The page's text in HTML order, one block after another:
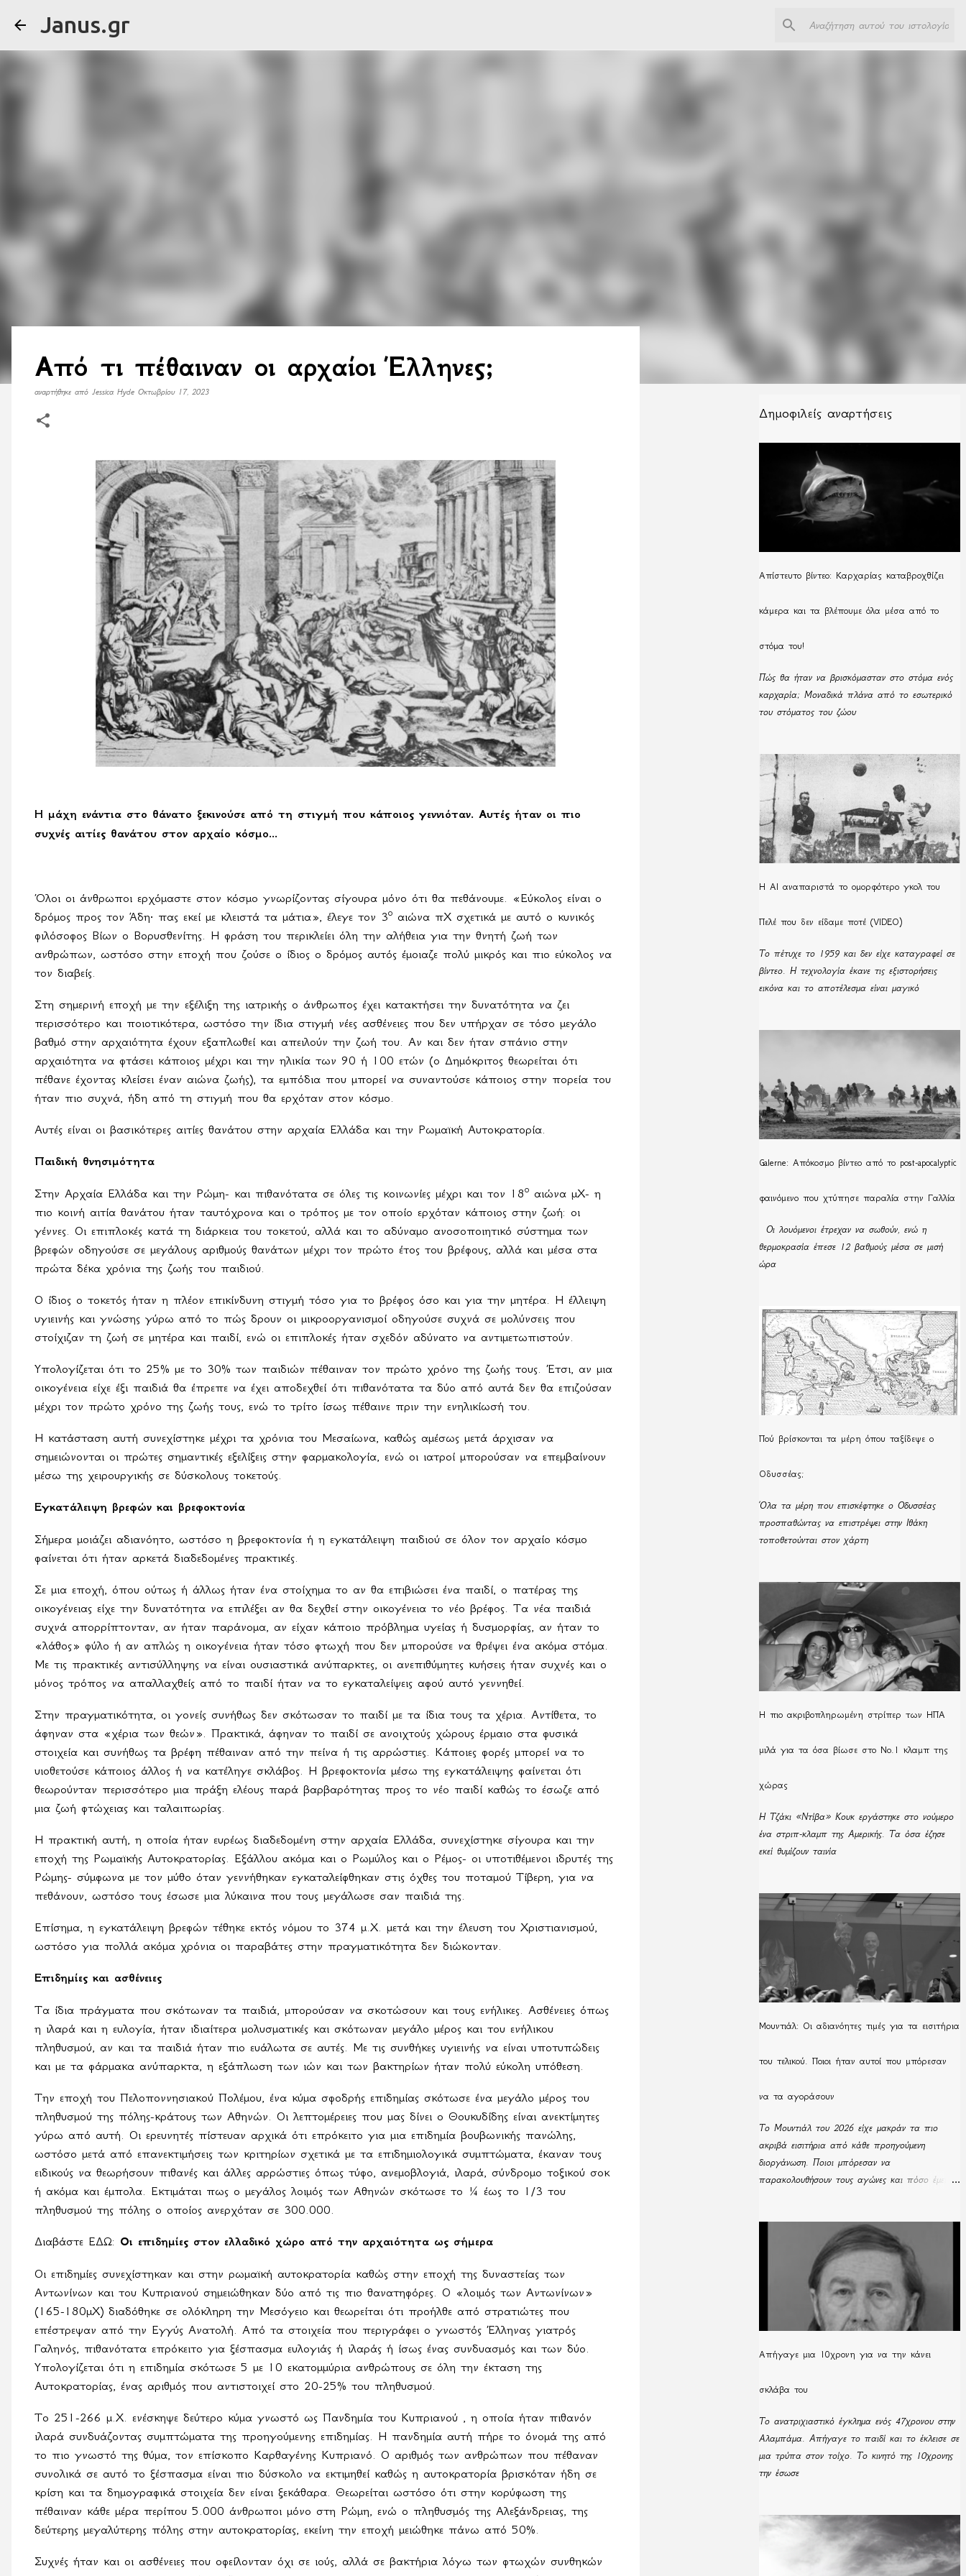
Janus.gr
Από τι πέθαιναν οι αρχαίοι Έλληνες;
αναρτήθηκε από Jessica Hyde Οκτωβρίου 17, 2023
Η μάχη ενάντια στο θάνατο ξεκινούσε από τη στιγμή που κάποιος γεννιόταν. Αυτές ήταν οι πιο
συχνές αιτίες θανάτου στον αρχαίο κόσμο...
Όλοι οι άνθρωποι ερχόμαστε στον κόσμο γνωρίζοντας σίγουρα μόνο ότι θα πεθάνουμε. «Εύκολος είναι ο
δρόμος προς τον Άδη· πας εκεί με κλειστά τα μάτια», έλεγε τον 3ο αιώνα πΧ σχετικά με αυτό ο κυνικός
φιλόσοφος Βίων ο Βορυσθενίτης. Η φράση του περικλείει όλη την αλήθεια για την θνητή ζωή των
ανθρώπων, ωστόσο στην εποχή που ζούσε ο ίδιος ο δρόμος αυτός έμοιαζε πολύ μικρός και πιο εύκολος να
τον διαβείς.
Στη σημερινή εποχή με την εξέλιξη της ιατρικής ο άνθρωπος έχει κατακτήσει την δυνατότητα να ζει
περισσότερο και ποιοτικότερα, ωστόσο την ίδια στιγμή νέες ασθένειες που δεν υπήρχαν σε τόσο μεγάλο
βαθμό στην αρχαιότητα έχουν εξαπλωθεί και απειλούν την ζωή του. Αν και δεν ήταν σπάνιο στην
αρχαιότητα να φτάσει κάποιος μέχρι και την ηλικία των 90 ή 100 ετών (ο Δημόκριτος θεωρείται ότι
πέθανε έχοντας κλείσει έναν αιώνα ζωής), τα εμπόδια που μπορεί να συναντούσε κάποιος στην πορεία του
ήταν πιο συχνά, ήδη από τη στιγμή που θα ερχόταν στον κόσμο.
Αυτές είναι οι βασικότερες αιτίες θανάτου στην αρχαία Ελλάδα και την Ρωμαϊκή Αυτοκρατορία.
Παιδική θνησιμότητα
Στην Αρχαία Ελλάδα και την Ρώμη- και πιθανότατα σε όλες τις κοινωνίες μέχρι και τον 18ο αιώνα μΧ- η
πιο κοινή αιτία θανάτου ήταν ταυτόχρονα και ο τρόπος με τον οποίο ερχόταν κάποιος στην ζωή: οι
γέννες. Οι επιπλοκές κατά τη διάρκεια του τοκετού, αλλά και το αδύναμο ανοσοποιητικό σύστημα των
βρεφών οδηγούσε σε μεγάλους αριθμούς θανάτων μέχρι τον πρώτο έτος του βρέφους, αλλά και μέσα στα
πρώτα δέκα χρόνια της ζωής του παιδιού.
Ο ίδιος ο τοκετός ήταν η πλέον επικίνδυνη στιγμή τόσο για το βρέφος όσο και για την μητέρα. Η έλλειψη
υγιεινής και γνώσης γύρω από το πώς δρουν οι μικροοργανισμοί οδηγούσε συχνά σε μολύνσεις που
στοίχιζαν τη ζωή σε μητέρα και παιδί, ενώ οι επιπλοκές ήταν σχεδόν αδύνατο να αντιμετωπιστούν.
Υπολογίζεται ότι το 25% με το 30% των παιδιών πέθαιναν τον πρώτο χρόνο της ζωής τους. Έτσι, αν μια
οικογένεια είχε έξι παιδιά θα έπρεπε να έχει αποδεχθεί ότι πιθανότατα τα δύο από αυτά δεν θα επιζούσαν
μέχρι τον πρώτο χρόνο της ζωής τους, ενώ το τρίτο ίσως πέθαινε πριν την ενηλικίωσή του.
Η κατάσταση αυτή συνεχίστηκε μέχρι τα χρόνια του Μεσαίωνα, καθώς αμέσως μετά άρχισαν να
σημειώνονται οι πρώτες σημαντικές εξελίξεις στην φαρμακολογία, ενώ οι ιατροί μπορούσαν να επεμβαίνουν
μέσω της χειρουργικής σε δύσκολους τοκετούς.
Εγκατάλειψη βρεφών και βρεφοκτονία
Σήμερα μοιάζει αδιανόητο, ωστόσο η βρεφοκτονία ή η εγκατάλειψη παιδιού σε όλον τον αρχαίο κόσμο
φαίνεται ότι ήταν αρκετά διαδεδομένες πρακτικές.
Σε μια εποχή, όπου ούτως ή άλλως ήταν ένα στοίχημα το αν θα επιβιώσει ένα παιδί, ο πατέρας της
οικογένειας είχε την δυνατότητα να επιλέξει αν θα δεχθεί στην οικογένεια το νέο βρέφος. Τα νέα παιδιά
συχνά απορρίπτονταν, αν ήταν παράνομα, αν είχαν κάποιο πρόβλημα υγείας ή δυσμορφίας, αν ήταν το
«λάθος» φύλο ή αν απλώς η οικογένεια ήταν τόσο φτωχή που δεν μπορούσε να θρέψει ένα ακόμα στόμα.
Με τις πρακτικές αντισύλληψης να είναι ουσιαστικά ανύπαρκτες, οι ανεπιθύμητες κυήσεις ήταν συχνές και ο
μόνος τρόπος να απαλλαχθείς από το παιδί ήταν να το εγκαταλείψεις αφού αυτό γεννηθεί.
Στην πραγματικότητα, οι γονείς συνήθως δεν σκότωσαν το παιδί με τα ίδια τους τα χέρια. Αντίθετα, το
άφηναν στα «χέρια των θεών». Πρακτικά, άφηναν το παιδί σε ανοιχτούς χώρους έρμαιο στα φυσικά
στοιχεία και συνήθως τα βρέφη πέθαιναν από την πείνα ή τις αρρώστιες. Κάποιες φορές μπορεί να το
υιοθετούσε κάποιος άλλος ή να κατέληγε σκλάβος. Η βρεφοκτονία μέσω της εγκατάλειψης φαίνεται ότι
θεωρούνταν περισσότερο μια πράξη ελέους παρά βαρβαρότητας προς το νέο παιδί καθώς το έσωζε από
μια ζωή φτώχειας και ταλαιπωρίας.
Η πρακτική αυτή, η οποία ήταν ευρέως διαδεδομένη στην αρχαία Ελλάδα, συνεχίστηκε σίγουρα και την
εποχή της Ρωμαϊκής Αυτοκρατορίας. Εξάλλου ακόμα και ο Ρωμύλος και ο Ρέμος- οι υποτιθέμενοι ιδρυτές της
Ρώμης- σύμφωνα με τον μύθο όταν γεννήθηκαν εγκαταλείφθηκαν στις όχθες του ποταμού Τίβερη, για να
πεθάνουν, ωστόσο τους έσωσε μια λύκαινα που τους μεγάλωσε σαν παιδιά της.
Επίσημα, η εγκατάλειψη βρεφών τέθηκε εκτός νόμου το 374 μ.Χ. μετά και την έλευση του Χριστιανισμού,
ωστόσο για πολλά ακόμα χρόνια οι παραβάτες στην πραγματικότητα δεν διώκονταν.
Επιδημίες και ασθένειες
Τα ίδια πράγματα που σκότωναν τα παιδιά, μπορούσαν να σκοτώσουν και τους ενήλικες. Ασθένειες όπως
η ιλαρά και η ευλογία, ήταν ιδιαίτερα μολυσματικές και σκότωναν μεγάλο μέρος και του ενήλικου
πληθυσμού, αν και τα παιδιά ήταν πιο ευάλωτα σε αυτές. Με τις συνθήκες υγιεινής να είναι υποτυπώδεις
και με τα φάρμακα ανύπαρκτα, η εξάπλωση των ιών και των βακτηρίων ήταν πολύ εύκολη υπόθεση.
Την εποχή του Πελοποννησιακού Πολέμου, ένα κύμα σφοδρής επιδημίας σκότωσε ένα μεγάλο μέρος του
πληθυσμού της πόλης-κράτους των Αθηνών. Οι λεπτομέρειες που μας δίνει ο Θουκυδίδης είναι ανεκτίμητες
γύρω από αυτή. Οι ερευνητές πίστευαν αρχικά ότι επρόκειτο για μια επιδημία βουβωνικής πανώλης,
ωστόσο μετά από επανεκτιμήσεις των κριτηρίων σχετικά με τα επιδημιολογικά συμπτώματα, έκαναν τους
ειδικούς να θεωρήσουν πιθανές και άλλες αρρώστιες όπως τύφο, ανεμοβλογιά, ιλαρά, σύνδρομο τοξικού σοκ
ή ακόμα και έμπολα. Εκτιμάται πως ο μεγάλος λοιμός των Αθηνών σκότωσε το ¼ έως τo 1/3 του
πληθυσμού της πόλης ο οποίος ανερχόταν σε 300.000.
Διαβάστε ΕΔΩ: Οι επιδημίες στον ελλαδικό χώρο από την αρχαιότητα ως σήμερα
Οι επιδημίες συνεχίστηκαν και στην ρωμαϊκή αυτοκρατορία καθώς στην εποχή της δυναστείας των
Αντωνίνων και του Κυπριανού σημειώθηκαν δύο από τις πιο θανατηφόρες. Ο «λοιμός των Αντωνίνων»
(165-180μΧ) διαδόθηκε σε ολόκληρη την Μεσόγειο και θεωρείται ότι προήλθε από στρατιώτες που
επέστρεψαν από την Εγγύς Ανατολή. Από τα στοιχεία που περιγράφει ο γνωστός Έλληνας γιατρός
Γαληνός, πιθανότατα επρόκειτο για ξέσπασμα ευλογιάς ή ιλαράς ή ίσως ένας συνδυασμός και των δύο.
Υπολογίζεται ότι η επιδημία σκότωσε 5 με 10 εκατομμύρια ανθρώπους σε όλη την έκταση της
Αυτοκρατορίας, ένας αριθμός που αντιστοιχεί στο 20-25% του πληθυσμού.
Το 251-266 μ.Χ. ενέσκηψε δεύτερο κύμα γνωστό ως Πανδημία του Κυπριανού , η οποία ήταν πιθανόν
ιλαρά συνδυάζοντας συμπτώματα της προηγούμενης επιδημίας. Η πανδημία αυτή πήρε το όνομά της από
το πιο γνωστό της θύμα, τον επίσκοπο Καρθαγένης Κυπριανό. Ο αριθμός των ανθρώπων που πέθαναν
συνολικά σε αυτό το ξέσπασμα είναι πιο δύσκολο να εκτιμηθεί καθώς η αυτοκρατορία βρισκόταν ήδη σε
κρίση και τα δημογραφικά στοιχεία δεν είναι ξεκάθαρα. Θεωρείται ωστόσο ότι στην κορύφωση της
πέθαιναν κάθε μέρα περίπου 5.000 άνθρωποι μόνο στη Ρώμη, ενώ ο πληθυσμός της Αλεξάνδρειας, της
δεύτερης μεγαλύτερης πόλης στην αυτοκρατορίας, εκείνη την εποχή μειώθηκε πάνω από 50%.
Συχνές ήταν και οι ασθένειες που οφείλονταν όχι σε ιούς, αλλά σε βακτήρια λόγω των φτωχών συνθηκών
Δημοφιλείς αναρτήσεις
Απίστευτο βίντεο: Καρχαρίας καταβροχθίζει
κάμερα και τα βλέπουμε όλα μέσα από το
στόμα του!
Πώς θα ήταν να βρισκόμασταν στο στόμα ενός
καρχαρία; Μοναδικά πλάνα από το εσωτερικό
του στόματος του ζώου
Η ΑΙ αναπαριστά το ομορφότερο γκολ του
Πελέ που δεν είδαμε ποτέ (VIDEO)
Το πέτυχε το 1959 και δεν είχε καταγραφεί σε
βίντεο. Η τεχνολογία έκανε τις εξιστορήσεις
εικόνα και το αποτέλεσμα είναι μαγικό
Galerne: Απόκοσμο βίντεο από το post-apocalyptic
φαινόμενο που χτύπησε παραλία στην Γαλλία
Οι λουόμενοι έτρεχαν να σωθούν, ενώ η
θερμοκρασία έπεσε 12 βαθμούς μέσα σε μισή
ώρα
Πού βρίσκονται τα μέρη όπου ταξίδεψε ο
Οδυσσέας;
Όλα τα μέρη που επισκέφτηκε ο Οδυσσέας
προσπαθώντας να επιστρέψει στην Ιθάκη
τοποθετούνται στον χάρτη
H πιο ακριβοπληρωμένη στρίπερ των ΗΠΑ
μιλά για τα όσα βίωσε στο Νο.1 κλαμπ της
χώρας
Η Τζάκι «Ντίβα» Κουκ εργάστηκε στο νούμερο
ένα στριπ-κλαμπ της Αμερικής. Τα όσα έζησε
εκεί θυμίζουν ταινία
Μουντιάλ: Οι αδιανόητες τιμές για τα εισιτήρια
του τελικού. Ποιοι ήταν αυτοί που μπόρεσαν
να τα αγοράσουν
Το Μουντιάλ του 2026 είχε μακράν τα πιο
ακριβά εισιτήρια από κάθε προηγούμενη
διοργάνωση. Ποιοι μπόρεσαν να
παρακολουθήσουν τους αγώνες και πόσο έμειναν
Απήγαγε μια 10χρονη για να την κάνει
σκλάβα του
Το ανατριχιαστικό έγκλημα ενός 47χρονου στην
Αλαμπάμα. Απήγαγε το παιδί και το έκλεισε σε
μια τρύπα στον τοίχο. Το κινητό της 10χρονης
την έσωσε